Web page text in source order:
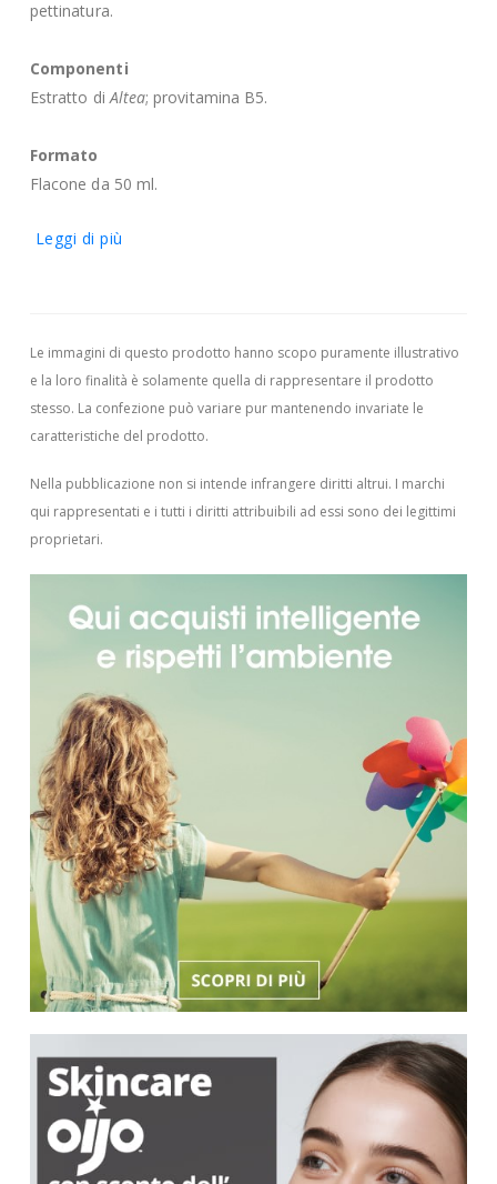
pettinatura.
Componenti
Estratto diAltea; provitamina B5.
Formato
Flacone da 50 ml.
Leggi di più
Le immagini di questo prodotto hanno scopo puramente illustrativo
e la loro finalità è solamente quella di rappresentare il prodotto
stesso. La confezione può variare pur mantenendo invariate le
caratteristiche del prodotto.
Nella pubblicazione non si intende infrangere diritti altrui. I marchi
qui rappresentati e i tutti i diritti attribuibili ad essi sono dei legittimi
proprietari.